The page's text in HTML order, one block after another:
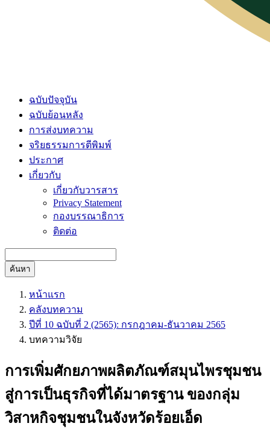
ฉบับปัจจุบัน
ฉบับย้อนหลัง
การส่งบทความ
จริยธรรมการตีพิมพ์
ประกาศ
เกี่ยวกับ
เกี่ยวกับวารสาร
Privacy Statement
กองบรรณาธิการ
ติดต่อ
ค้นหา
หน้าแรก
คลังบทความ
ปีที่ 10 ฉบับที่ 2 (2565): กรกฎาคม-ธันวาคม 2565
บทความวิจัย
การเพิ่มศักยภาพผลิตภัณฑ์สมุนไพรชุมชน
สู่การเป็นธุรกิจที่ได้มาตรฐาน ของกลุ่ม
วิสาหกิจชุมชนในจังหวัดร้อยเอ็ด